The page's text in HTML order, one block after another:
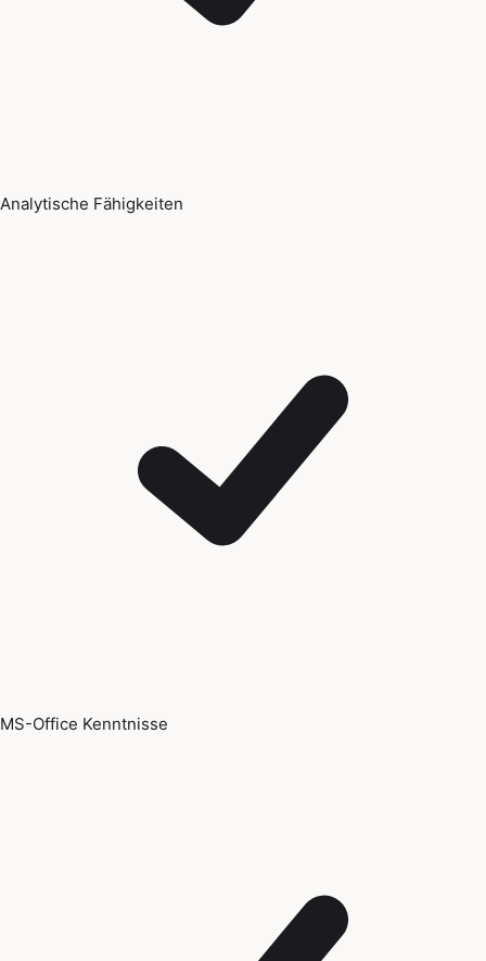
Analytische Fähigkeiten
MS-Office Kenntnisse